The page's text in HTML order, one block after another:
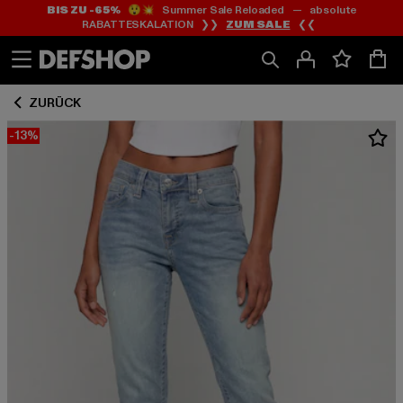
Zum
Inhalt
springen
Zum
Fußzeile
springen
BIS ZU -65%😲💥 Summer Sale Reloaded — absolute
RABATTESKALATION ❯❯ ZUM SALE ❮❮
ZURÜCK
-13%